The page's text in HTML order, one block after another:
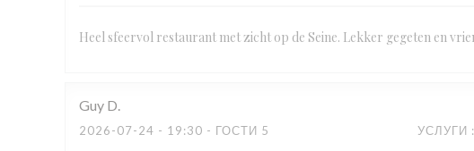
Heel sfeervol restaurant met zicht op de Seine. Lekker gegeten en
Guy D
2026-07-24 - 19:30 - ГОСТИ 5 УСЛУГИ :